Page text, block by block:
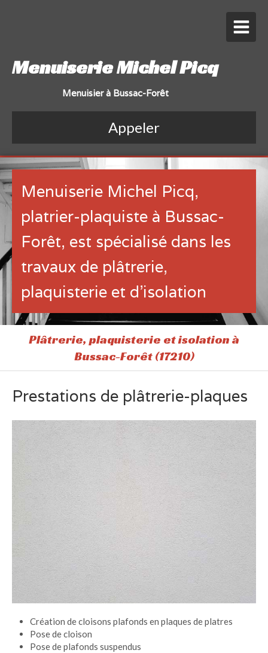
Menuiserie Michel Picq
Menuisier à Bussac-Forêt
Appeler
Menuiserie Michel Picq,
platrier-plaquiste à Bussac-
Forêt, est spécialisé dans les
travaux de plâtrerie,
plaquisterie et d'isolation
Plâtrerie, plaquisterie et isolation à
Bussac-Forêt (17210)
Prestations de plâtrerie-plaques
Création de cloisons plafonds en plaques de platres
Pose de cloison
Pose de plafonds suspendus